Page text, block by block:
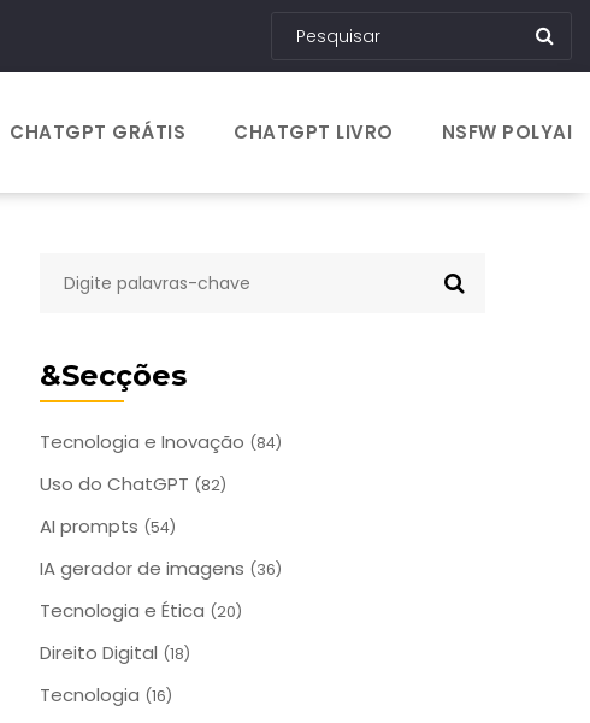
CHATGPT GRÁTIS CHATGPT LIVRO NSFW POLYAI
&Secções
Tecnologia e Inovação (84)
Uso do ChatGPT (82)
AI prompts (54)
IA gerador de imagens (36)
Tecnologia e Ética (20)
Direito Digital (18)
Tecnologia (16)